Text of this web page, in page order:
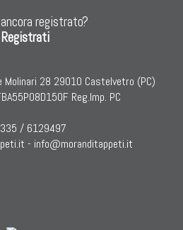
registrato?
Registrati
Molinari 28 29010 Castelvetro (PC)
Reg.Imp. PC
/ 6129497
- info@moranditappeti.it